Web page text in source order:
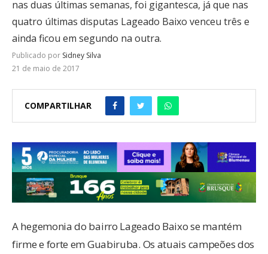
nas duas últimas semanas, foi gigantesca, já que nas
quatro últimas disputas Lageado Baixo venceu três e
ainda ficou em segundo na outra.
Publicado por Sidney Silva
21 de maio de 2017
COMPARTILHAR
A hegemonia do bairro Lageado Baixo se mantém
firme e forte em Guabiruba. Os atuais campeões dos